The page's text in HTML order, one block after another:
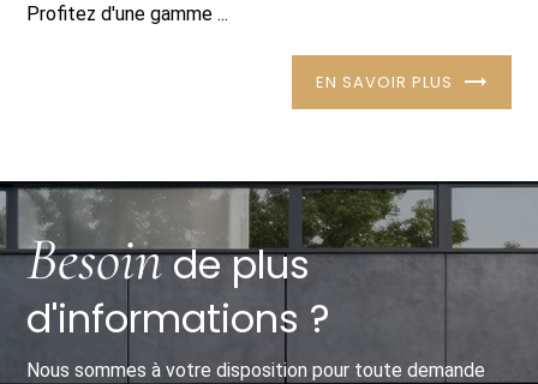
Profitez d'une gamme ...
EN SAVOIR PLUS
Besoinde plus
d'informations ?
Nous sommes à votre disposition pour toute demande